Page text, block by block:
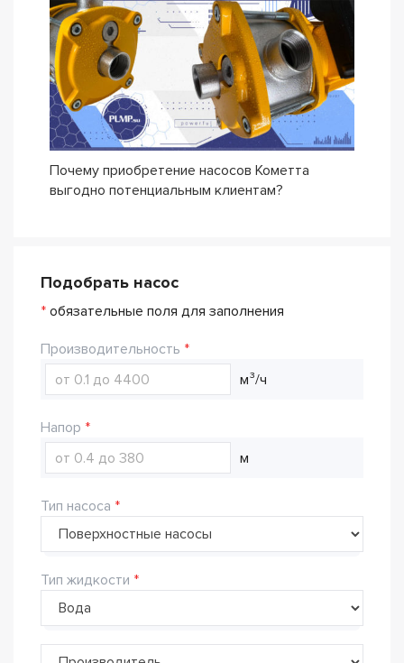
Почему приобретение насосов Кометта
выгодно потенциальным клиентам?
Подобрать насос
* обязательные поля для заполнения
Производительность
м³/ч
Напор
м
Тип насоса
Тип жидкости